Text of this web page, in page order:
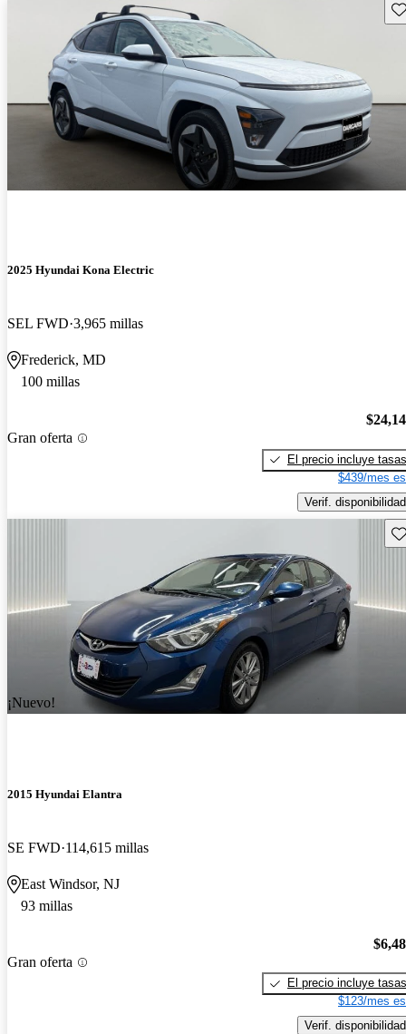
2025 Hyundai Kona Electric
SEL FWD 3,965 millas
Frederick, MD
100 millas
Gran oferta
El precio incluye tasas
$439/mes
Verif. disponibilidad
¡Nuevo!
2015 Hyundai Elantra
SE FWD 114,615 millas
East Windsor, NJ
93 millas
Gran oferta
El precio incluye tasas
$123/mes
Verif. disponibilidad